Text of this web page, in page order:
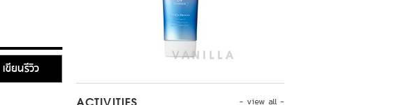
เขียนรีวิว
- view all -